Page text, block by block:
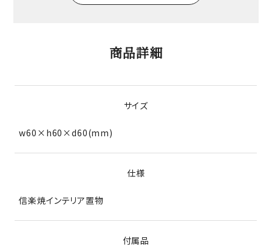
商品詳細
サイズ
w60×h60×d60(mm)
仕様
信楽焼インテリア置物
付属品